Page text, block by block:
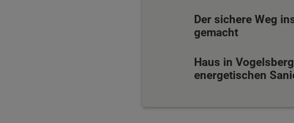
Der sichere Weg
gemacht
Haus in
energetischen